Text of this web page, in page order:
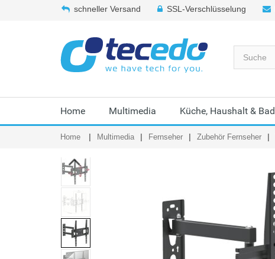
schneller Versand SSL-Verschlüsselung
Home Multimedia Küche, Haushalt & Bad
Home Multimedia Fernseher Zubehör Fernseher